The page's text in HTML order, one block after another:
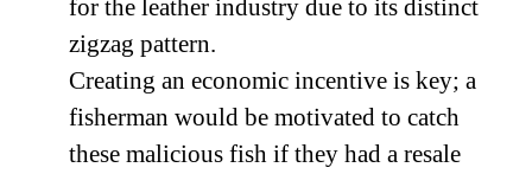
for the leather industry due to its distinct
zigzag pattern.
Creating an economic incentive is key; a
fisherman would be motivated to catch
these malicious fish if they had a resale